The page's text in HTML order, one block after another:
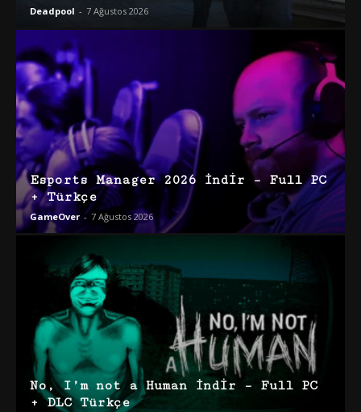
Deadpool - 7 Ağustos 2026
Esports Manager 2026 İndir – Full PC
+ Türkçe
GameOver - 7 Ağustos 2026
No, I’m not a Human İndir – Full PC
+ DLC Türkçe